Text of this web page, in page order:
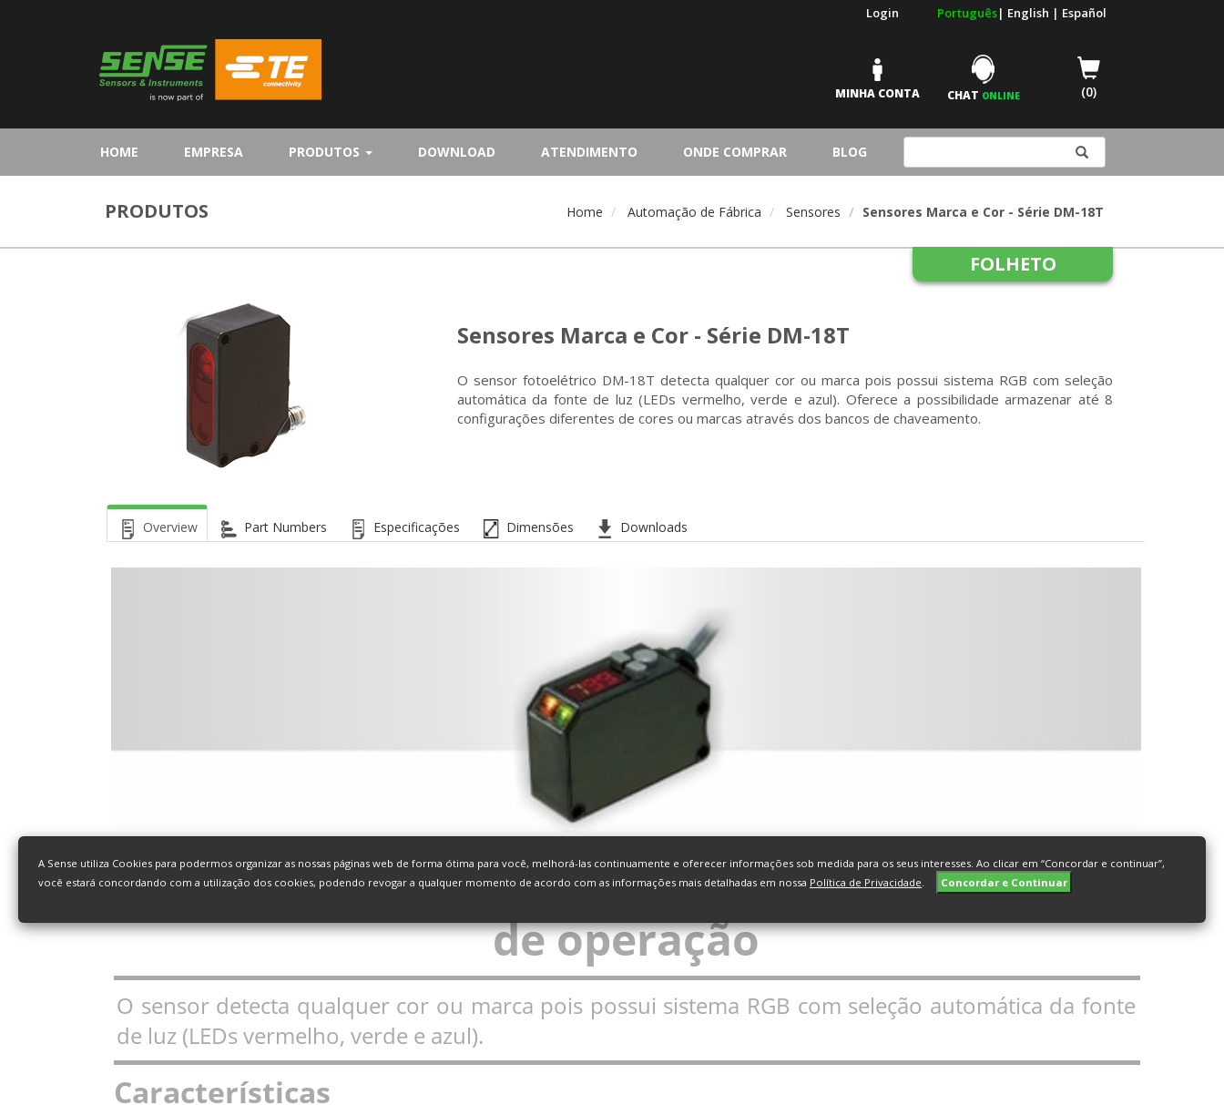
Português| English | Español
Login
(0)
CHAT ONLINE
MINHA CONTA
HOME (CURRENT)EMPRESA PRODUTOS DOWNLOAD ATENDIMENTO ONDE COMPRAR BLOG
PRODUTOS Home Automação de Fábrica Sensores Sensores Marca e Cor - Série DM-18T
FOLHETO
Sensores Marca e Cor - Série DM-18T
O sensor fotoelétrico DM-18T detecta qualquer cor ou marca pois possui sistema RGB com seleção
automática da fonte de luz (LEDs vermelho, verde e azul). Oferece a possibilidade armazenar até 8
configurações diferentes de cores ou marcas através dos bancos de chaveamento.
Overview Part Numbers Especificações Dimensões Downloads
A Sense utiliza Cookies para podermos organizar as nossas páginas web de forma ótima para você, melhorá-las continuamente e oferecer informações sob medida para os seus interesses. Ao clicar em “Concordar e continuar”,
você estará concordando com a utilização dos cookies, podendo revogar a qualquer momento de acordo com as informações mais detalhadas em nossa Política de Privacidade. Concordar e Continuar